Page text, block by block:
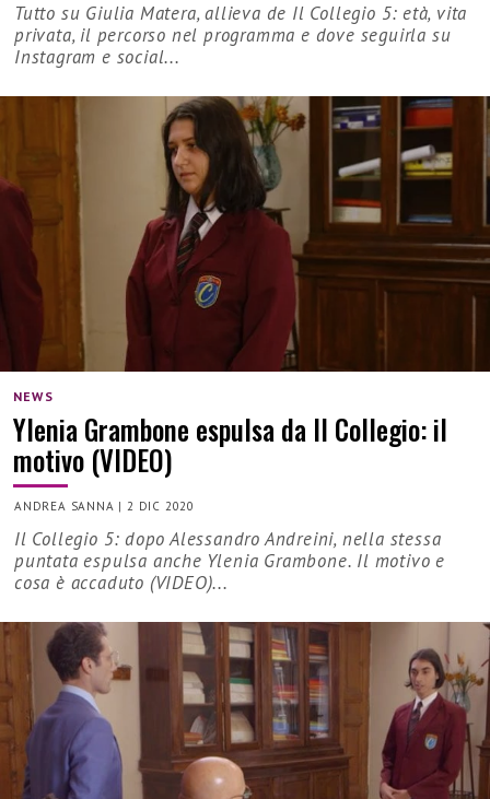
Tutto su Giulia Matera, allieva de Il Collegio 5: età, vita
privata, il percorso nel programma e dove seguirla su
Instagram e social...
NEWS
Ylenia Grambone espulsa da Il Collegio: il
motivo (VIDEO)
ANDREA SANNA |2 DIC 2020
Il Collegio 5: dopo Alessandro Andreini, nella stessa
puntata espulsa anche Ylenia Grambone. Il motivo e
cosa è accaduto (VIDEO)...